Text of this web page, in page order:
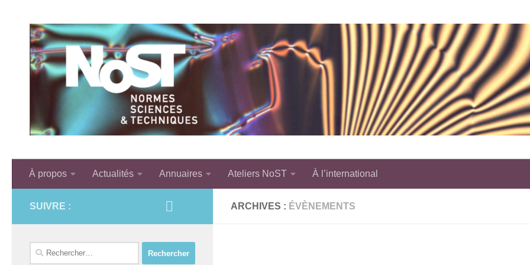
À propos Actualités Annuaires Ateliers NoST À l’international
ARCHIVES : ÉVÈNEMENTS
SUIVRE :
Rechercher :